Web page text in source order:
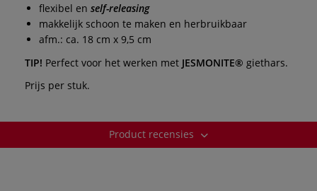
flexibel en self-releasing
makkelijk schoon te maken en herbruikbaar
afm.: ca. 18 cm x 9,5 cm
TIP! Perfect voor het werken met JESMONITE® giethars.
Prijs per stuk.
Product recensies